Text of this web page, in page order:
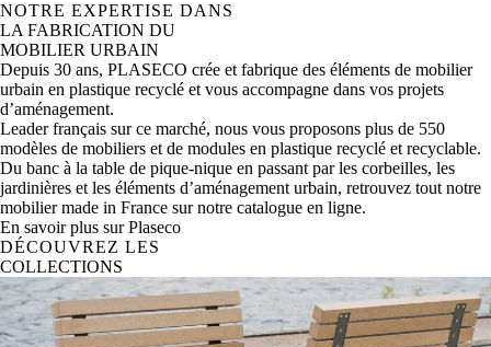
NOTRE EXPERTISE DANS
LA FABRICATION DU
MOBILIER URBAIN
Depuis 30 ans, PLASECO crée et fabrique des éléments de mobilier
urbain en plastique recyclé et vous accompagne dans vos projets
d’aménagement.
Leader français sur ce marché, nous vous proposons plus de 550
modèles de mobiliers et de modules en plastique recyclé et recyclable.
Du banc à la table de pique-nique en passant par les corbeilles, les
jardinières et les éléments d’aménagement urbain, retrouvez tout notre
mobilier made in France sur notre catalogue en ligne.
En savoir plus sur Plaseco
DÉCOUVREZ LES
COLLECTIONS